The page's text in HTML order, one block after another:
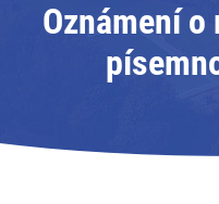
Oznámení
úřad